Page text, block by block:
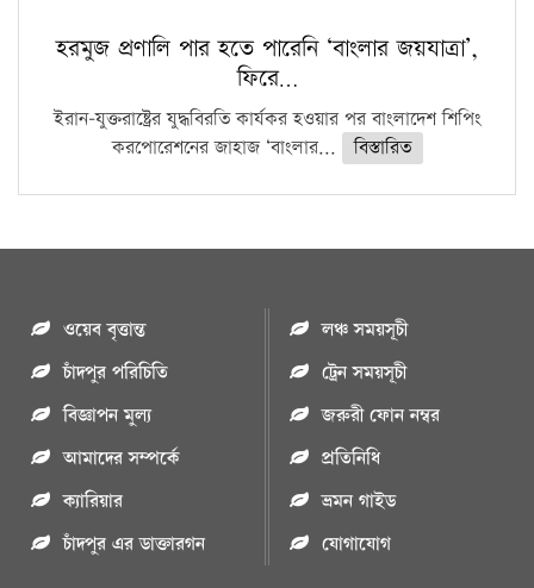
হরমুজ প্রণালি পার হতে পারেনি ‘বাংলার জয়যাত্রা’,
ফিরে…
ইরান-যুক্তরাষ্ট্রের যুদ্ধবিরতি কার্যকর হওয়ার পর বাংলাদেশ শিপিং
করপোরেশনের জাহাজ ‘বাংলার...
বিস্তারিত
ওয়েব বৃত্তান্ত
চাঁদপুর পরিচিতি
বিজ্ঞাপন মুল্য
আমাদের সম্পর্কে
ক্যারিয়ার
চাঁদপুর এর ডাক্তারগন
লঞ্চ সময়সূচী
ট্রেন সময়সূচী
জরুরী ফোন নম্বর
প্রতিনিধি
ভ্রমন গাইড
যোগাযোগ